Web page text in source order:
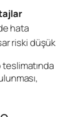
hata
riski düşük
teslimatında